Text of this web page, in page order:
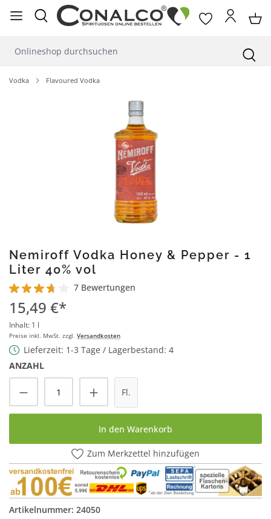
springen
Vodka Flavoured Vodka
Nemiroff Vodka Honey & Pepper - 1
Liter 40% vol
Durchschnittliche Bewertung von 3.7 von 5 Sternen
7 Bewertungen
15,49 €*
Inhalt: 1 l
Preise inkl. MwSt. zzgl. Versandkosten
Lieferzeit: 1-3 Tage / Lagerbestand: 4
ANZAHL
Produkt Anzahl: Gib den gewünschten
Fl.
In den Warenkorb
Zum Merkzettel hinzufügen
Artikelnummer: 24050